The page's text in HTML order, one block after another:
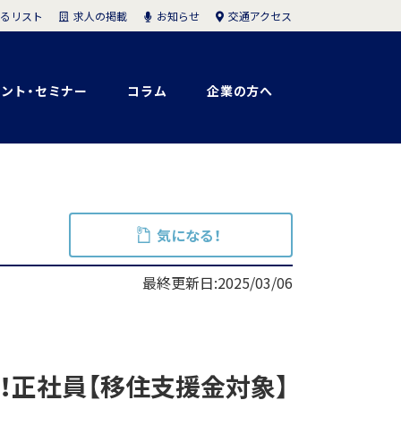
ト・セミナー コラム 企業の方へ
リスト 求人の掲載 お知らせ 交通アクセス
気になる！
最終更新日:2025/03/06
社員【移住支援金対象】